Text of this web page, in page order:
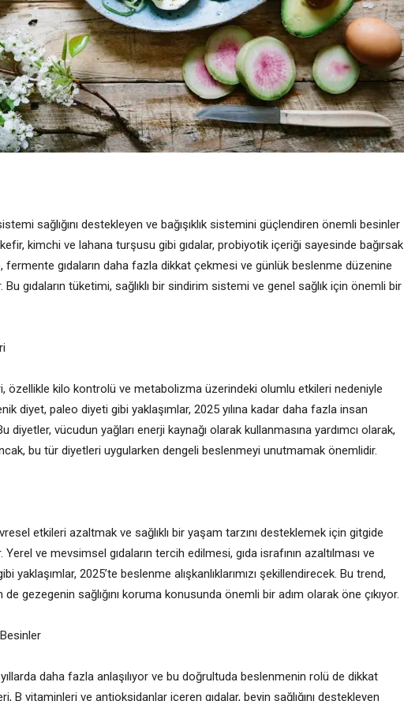
sağlığını destekleyen ve bağışıklık sistemini güçlendiren önemli besinler
kimchi ve lahana turşusu gibi gıdalar, probiyotik içeriği sayesinde bağırsak
fermente gıdaların daha fazla dikkat çekmesi ve günlük beslenme düzenine
gıdaların tüketimi, sağlıklı bir sindirim sistemi ve genel sağlık için önemli bir
özellikle kilo kontrolü ve metabolizma üzerindeki olumlu etkileri nedeniyle
diyet, paleo diyeti gibi yaklaşımlar, 2025 yılına kadar daha fazla insan
diyetler, vücudun yağları enerji kaynağı olarak kullanmasına yardımcı olarak,
bu tür diyetleri uygularken dengeli beslenmeyi unutmamak önemlidir.
etkileri azaltmak ve sağlıklı bir yaşam tarzını desteklemek için gitgide
ve mevsimsel gıdaların tercih edilmesi, gıda israfının azaltılması ve
yaklaşımlar, 2025’te beslenme alışkanlıklarımızı şekillendirecek. Bu trend,
de gezegenin sağlığını koruma konusunda önemli bir adım olarak öne çıkıyor.
yıllarda daha fazla anlaşılıyor ve bu doğrultuda beslenmenin rolü de dikkat
B vitaminleri ve antioksidanlar içeren gıdalar, beyin sağlığını destekleyen